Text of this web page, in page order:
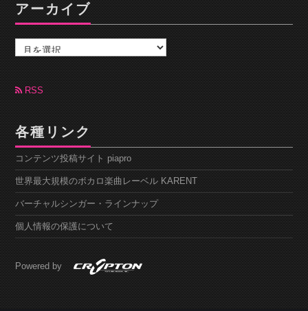
アーカイブ
カ
ブ RSS
各種リンク
コンテンツ投稿サイト piapro
世界最大規模のボカロ楽曲レーベル KARENT
バーチャルシンガー・ラインナップ
個人情報の保護について
Powered by